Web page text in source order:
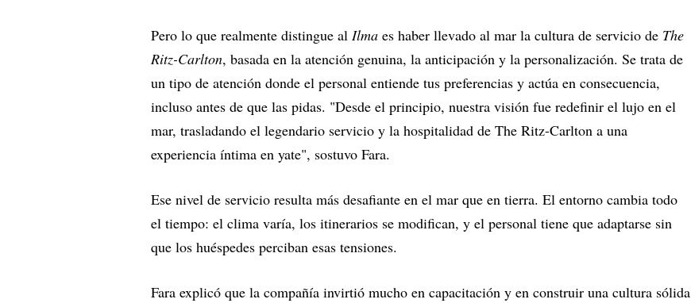
Pero lo que realmente distingue al Ilma es haber llevado al mar la cultura de servicio de The
Ritz-Carlton, basada en la atención genuina, la anticipación y la personalización. Se trata de
un tipo de atención donde el personal entiende tus preferencias y actúa en consecuencia,
incluso antes de que las pidas. "Desde el principio, nuestra visión fue redefinir el lujo en el
mar, trasladando el legendario servicio y la hospitalidad de The Ritz-Carlton a una
experiencia íntima en yate", sostuvo Fara.
Ese nivel de servicio resulta más desafiante en el mar que en tierra. El entorno cambia todo
el tiempo: el clima varía, los itinerarios se modifican, y el personal tiene que adaptarse sin
que los huéspedes perciban esas tensiones.
Fara explicó que la compañía invirtió mucho en capacitación y en construir una cultura sólida